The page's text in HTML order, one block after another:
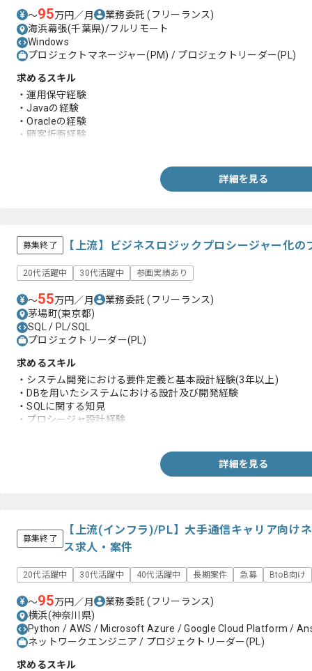
〜95万円／月 業務委託(フリーランス)
海浜幕張(千葉県)/フルリモート
Windows
プロジェクトマネージャー(PM) / プロジェクトリーダー(PL)
求めるスキル
・運用保守経験
・Javaの経験
・Oracleの経験
・顧客折衝経験
詳細を見る
募集終了 【上流】ビジネスロジックプロシージャー化
20代活躍中 30代活躍中 参画実績あり
〜55万円／月 業務委託(フリーランス)
茅場町(東京都)
SQL / PL/SQL
プロジェクトリーダー(PL)
求めるスキル
・システム開発における要件定義と基本設計経験(3年以上)
・DBを用いたシステムにおける設計及び開発経験
・SQLに関する知見
・プロシージャ設計経験
詳細を見る
募集終了
【上流(インフラ)/PL】大手通信キャリア向け
ス求人・案件
20代活躍中 30代活躍中 40代活躍中 長期案件 急募 BtoB向け
〜95万円／月 業務委託(フリーランス)
横浜(神奈川県)
Python / AWS / Microsoft Azure / Google Cloud Platform /
ネットワークエンジニア / プロジェクトリーダー(PL)
求めるスキル